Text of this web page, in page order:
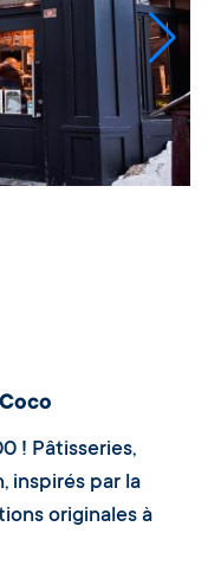
! Pâtisseries,
inspirés par la
originales à